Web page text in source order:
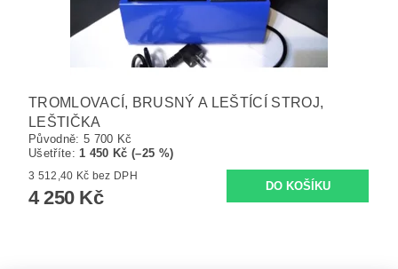
TROMLOVACÍ, BRUSNÝ A LEŠTÍCÍ STROJ,
LEŠTIČKA
Původně: 5 700 Kč
Ušetříte: 1 450 Kč (–25 %)
3 512,40 Kč bez DPH
4 250 Kč